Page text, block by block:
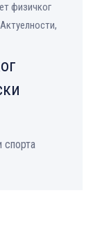
физичког
спорта